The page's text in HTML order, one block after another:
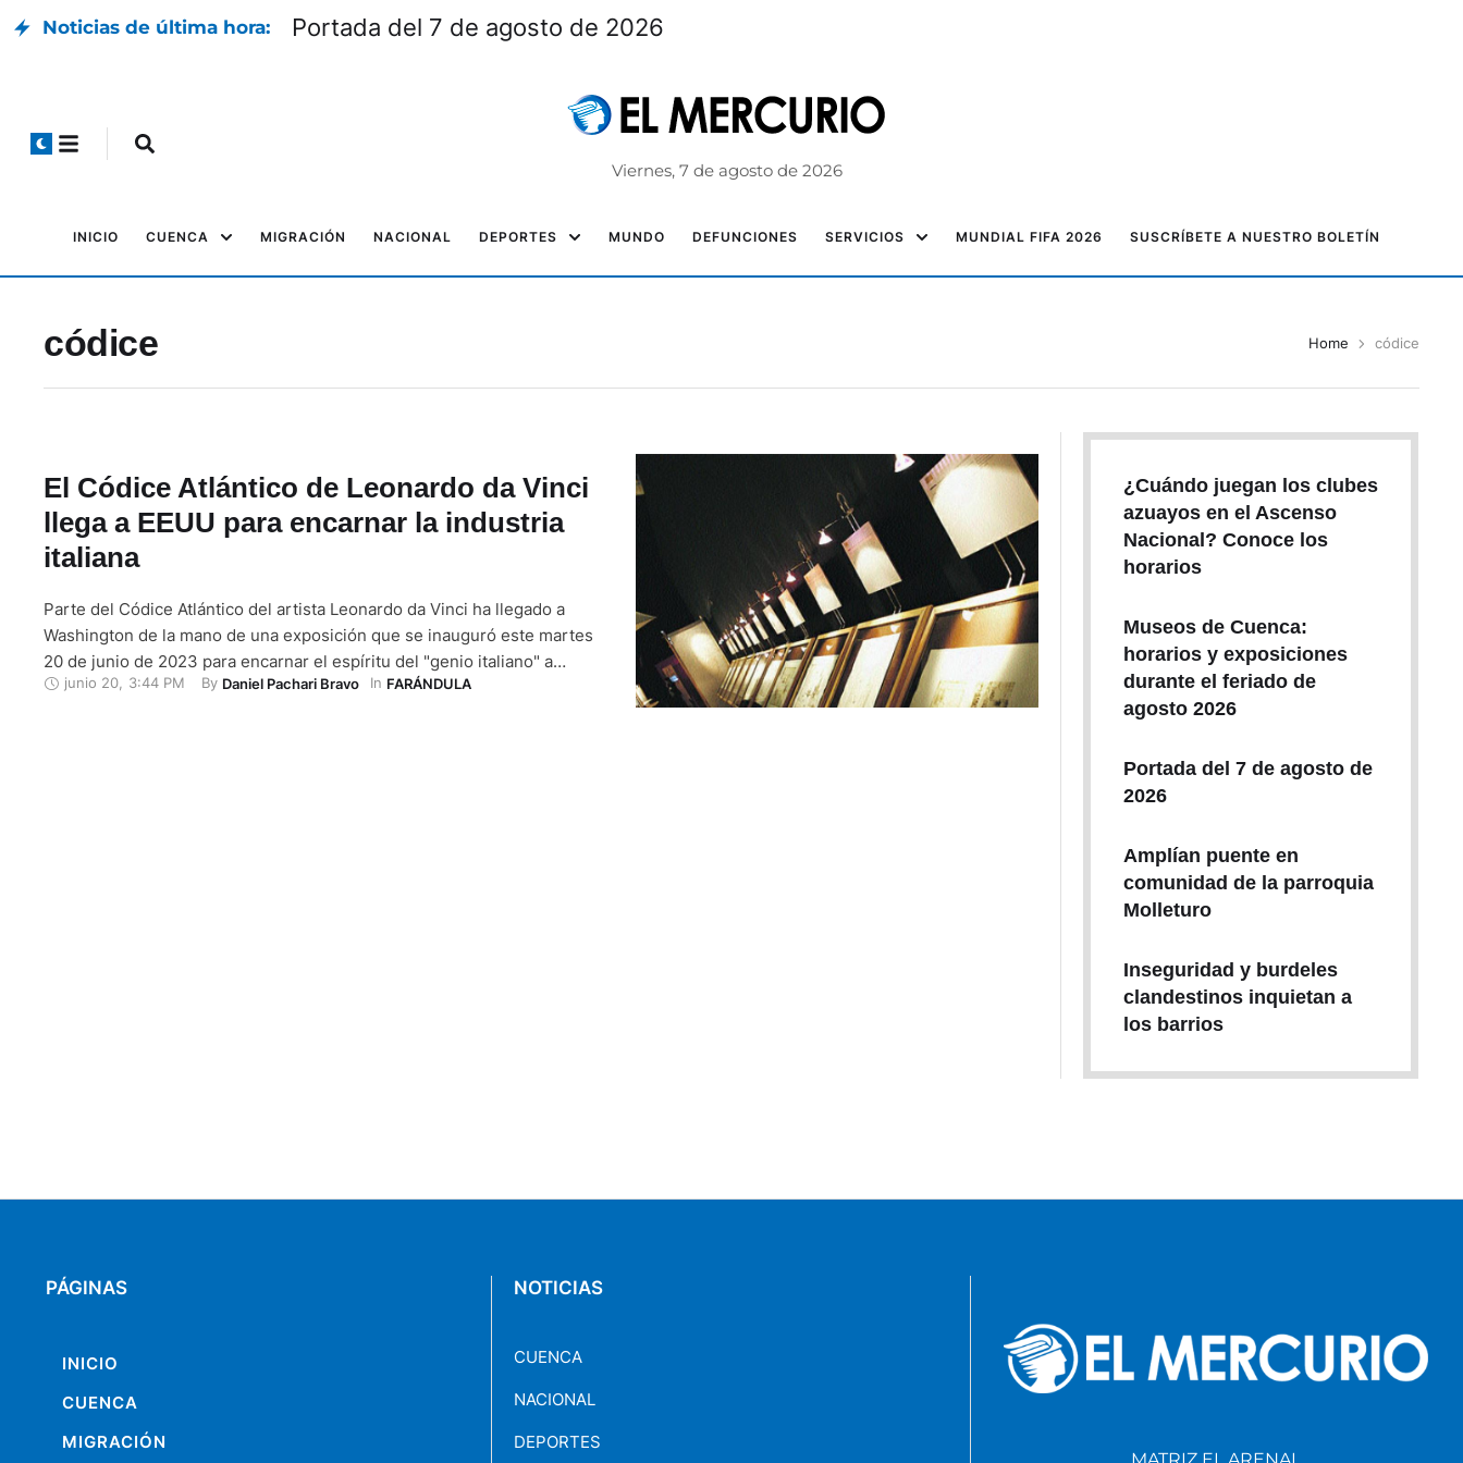
Noticias de última hora: Portada del 7 de agosto de 2026
Viernes, 7 de agosto de 2026
INICIO CUENCA MIGRACIÓN NACIONAL DEPORTES MUNDO DEFUNCIONES SERVICIOS MUNDIAL FIFA 2026 SUSCRÍBETE A NUESTRO BOLETÍN
códice Home códice
El Códice Atlántico de Leonardo da Vinci
llega a EEUU para encarnar la industria
italiana
Parte del Códice Atlántico del artista Leonardo da Vinci ha llegado a
Washington de la mano de una exposición que se inauguró este martes
20 de junio de 2023 para encarnar el espíritu del "genio italiano" a
través de dibujos futuristas sobre industria y mecánica, pasando por la
junio 20 3:44 PM By Daniel Pachari Bravo In FARÁNDULA
¿Cuándo juegan los clubes
azuayos en el Ascenso
Nacional? Conoce los
horarios
Museos de Cuenca:
horarios y exposiciones
durante el feriado de
agosto 2026
Portada del 7 de agosto de
2026
Amplían puente en
comunidad de la parroquia
Molleturo
Inseguridad y burdeles
clandestinos inquietan a
los barrios
PÁGINAS
INICIO
CUENCA
MIGRACIÓN
NOTICIAS
CUENCA
NACIONAL
DEPORTES